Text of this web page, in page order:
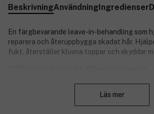
BeskrivningAnvändningIngredienser
En färgbevarande leave-in-behandling som
reparera och återuppbygga skadat hår.
fukt, återställer kluvna toppar och skyddar
Doft: Blueberry Cedarwood Vanilla
Läs mer